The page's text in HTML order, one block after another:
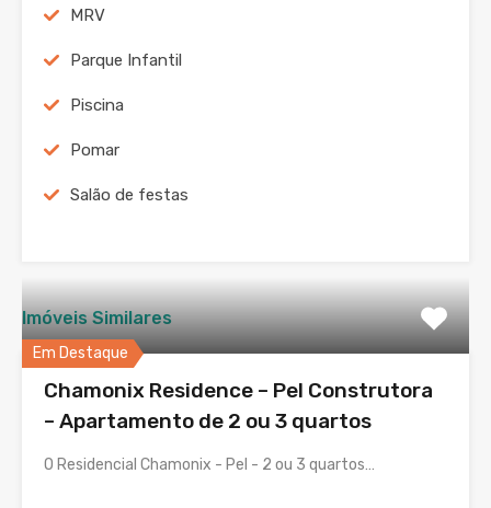
MRV
Parque Infantil
Piscina
Pomar
Salão de festas
Imóveis Similares
Em Destaque
Chamonix Residence – Pel Construtora
– Apartamento de 2 ou 3 quartos
O Residencial Chamonix - Pel - 2 ou 3 quartos…